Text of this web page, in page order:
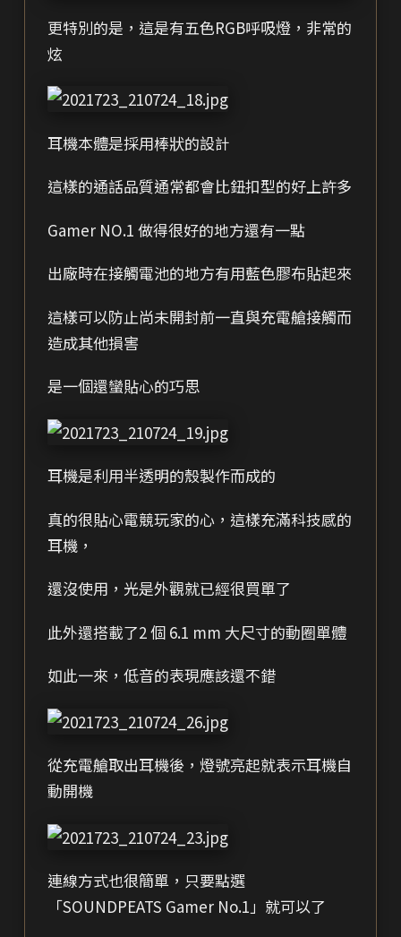
更特別的是，這是有五色RGB呼吸燈，非常的
炫
耳機本體是採用棒狀的設計
這樣的通話品質通常都會比鈕扣型的好上許多
Gamer NO.1 做得很好的地方還有一點
出廠時在接觸電池的地方有用藍色膠布貼起來
這樣可以防止尚未開封前一直與充電艙接觸而
造成其他損害
是一個還蠻貼心的巧思
耳機是利用半透明的殼製作而成的
真的很貼心電競玩家的心，這樣充滿科技感的
耳機，
還沒使用，光是外觀就已經很買單了
此外還搭載了2 個 6.1 mm 大尺寸的動圈單體
如此一來，低音的表現應該還不錯
從充電艙取出耳機後，燈號亮起就表示耳機自
動開機
連線方式也很簡單，只要點選
「SOUNDPEATS Gamer No.1」就可以了